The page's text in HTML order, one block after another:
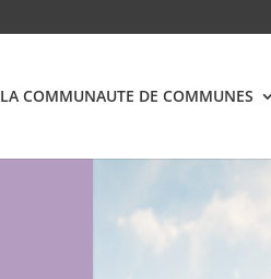
LA COMMUNAUTE DE COMMUNES